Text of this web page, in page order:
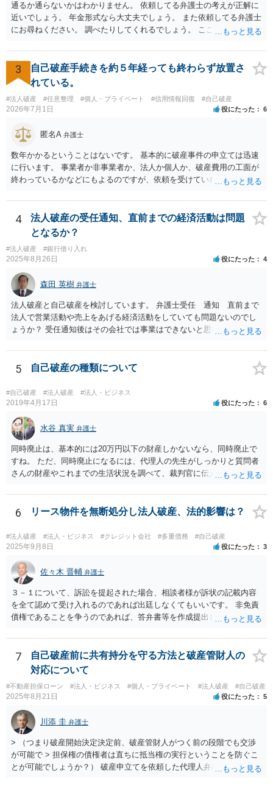
通るか通らないかはわかりません。 依頼してる弁護士の考えが正解に
近いでしょう。 年金形式なら大丈夫でしょう。 また依頼してる弁護士
にお尋ねください。 調べたりしてくれるでしょう。 ここでは以上で
3
自己破産手続きを約５年経っても終わらず放置さ
れている。
#法人破産 #任意整理 #個人・プライベート #信用情報回復 #自己破産
2026年7月1日 役にたった 6
匿名A 弁護士
数年かかるということはないです。 基本的に破産事件の申立ては迅速
に行います。 事業者か非事業者か、法人か個人か、破産費用の工面が
終わっているかなどにもよるのですが、依頼を受けていれば責任が発
険信号・異常信号と思って頂いて結構です。 もし、新しく依頼をされ
る場合は、 スケジュール感を確認してみてください。 ①●月●日受任
通知発送→②１～２か月で返答かえってくる。報告書作成しはじめる
→③さらに１カ月程度をめどに裁判所に破産申立て など教えてくれる
と思います（個人破産で破産費用も確保できている場合の例示なの
で、法人や積み立てが必要な場合はまた変わります。）
4
法人破産の受任通知、直前までの経済活動は問題
となるか？
#法人破産 #銀行借り入れ
2025年8月26日 役にたった 4
森田 英樹 弁護士
法人破産と自己破産を検討しています。 弁護士受任 通知 直前まで
法人で営業活動や売上をあげる経済活動をしていても問題ないのでし
ょうか？ 受任通知後はその会社では事業はできないと思いますが
ありトラブルのもとですので弁護士に確認したうえでなければ お控
えになるのがよいでしょう。 弁護士 受任通知直前まで弁護士費用や
たり 破産の際になにか問題となりますか？ ・・・弁護士費用を捻出
するために売り上げの努力をされることは問題ありません。 法人の売
り上げを個人の生活費に当然あてることができるかどうかは 破産直
前は微妙な問題がありますので 弁護士相談する必要があるでしょ
う。 いずれにせよ 破産必至の状況で 新たな負債を作らずに売り上
げを上げるように注意しながら行う必要があります。
5 自己破産の種類について
#自己破産 #法人破産 #法人・ビジネス
2019年4月17日 役にたった 6
水谷 真実 弁護士
同時廃止は、基本的には20万円以下の財産しかないなら、同時廃止で
すね。 ただ、同時廃止になるには、代理人の先生がしっかりと質問者
さんの財産やこれまでの生活状況を調べて、裁判官に伝える必要があ
して、代理人の先生が同時廃止でいけるというなら、同時廃止になる
でしょう。
6 リース物件を無断処分し法人破産、法的影響は？
#法人破産 #法人・ビジネス #クレジット会社 #多重債務 #自己破産
2025年9月8日 役にたった 3
佐々木 晋輔 弁護士
３－１について、訴訟を提起された場合、相談者様が訴状の記載内容
を全て認めて受け入れるのであれば出廷しなくてもいいです。 非免責
債権であることを争うのであれば、答弁書等を作成提出して反論しな
した弁護士が受ける場合でも、弁護士費用は別途必要になると思いま
す。 ３－２について、上記のとおり、破産とは別で弁護士費用が必要
になると思います。 費用の額については、弁護士によって異なります
けてくれるかもしれません。 弁護士を依頼するかどうかは、弁護士費
用と賠償額を比較して決められたらいいと思います。 なお、リース会
社が非免責債権であると主張するのであれば、破産手続の中（免責に
対する意見等）で主張すると思いますので、訴訟されるかどうかは破
産手続中に分かると思います。
7
自己破産前に共有持分を守る方法と破産管財人の
対応について
#不動産担保ローン #法人・ビジネス #個人・プライベート #法人破産 #自己破産
2025年8月21日 役にたった 5
川添 圭 弁護士
> （つまり破産開始決定決定前、破産管財人がつく前の段階でも交渉
が可能で > 担保権の債権者は直ちに抵当権の実行ということを防ぐこ
とが可能でしょうか？） 破産申立てを依頼した代理人弁護士が売買に